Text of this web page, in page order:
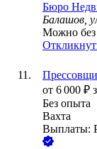
Бюро
Балашов,
Можно без
от 6 000 ₽
Без опыта
Вахта
Выплаты: